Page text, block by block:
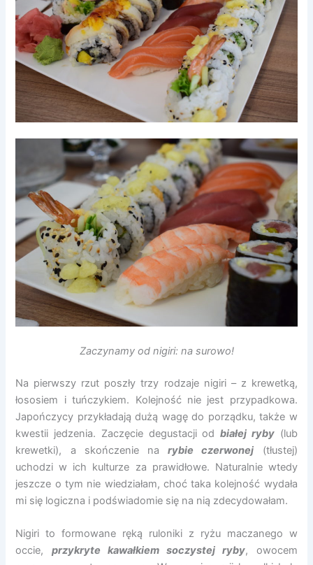
Zaczynamy od nigiri: na surowo!
Na pierwszy rzut poszły trzy rodzaje nigiri – z krewetką,
łososiem i tuńczykiem. Kolejność nie jest przypadkowa.
Japończycy przykładają dużą wagę do porządku, także w
kwestii jedzenia. Zaczęcie degustacji odbiałej ryby(lub
krewetki), a skończenie narybie czerwonej (tłustej)
uchodzi w ich kulturze za prawidłowe. Naturalnie wtedy
jeszcze o tym nie wiedziałam, choć taka kolejność wydała
mi się logiczna i podświadomie się na nią zdecydowałam.
Nigiri to formowane ręką ruloniki z ryżu maczanego w
occie, przykryte kawałkiem soczystej ryby, owocem